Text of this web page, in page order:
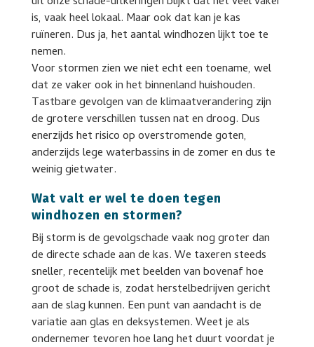
is, vaak heel lokaal. Maar ook dat kan je kas
ruïneren. Dus ja, het aantal windhozen lijkt toe te
nemen.
Voor stormen zien we niet echt een toename, wel
dat ze vaker ook in het binnenland huishouden.
Tastbare gevolgen van de klimaatverandering zijn
de grotere verschillen tussen nat en droog. Dus
enerzijds het risico op overstromende goten,
anderzijds lege waterbassins in de zomer en dus te
weinig gietwater.
Wat valt er wel te doen tegen
windhozen en stormen?
Bij storm is de gevolgschade vaak nog groter dan
de directe schade aan de kas. We taxeren steeds
sneller, recentelijk met beelden van bovenaf hoe
groot de schade is, zodat herstelbedrijven gericht
aan de slag kunnen. Een punt van aandacht is de
variatie aan glas en deksystemen. Weet je als
ondernemer tevoren hoe lang het duurt voordat je